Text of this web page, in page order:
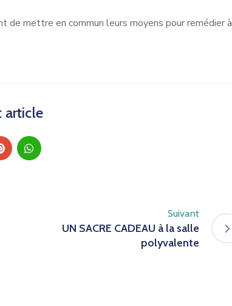
mettre en commun leurs moyens pour remédier à
article
Suivant
UN SACRE CADEAU à la salle
polyvalente